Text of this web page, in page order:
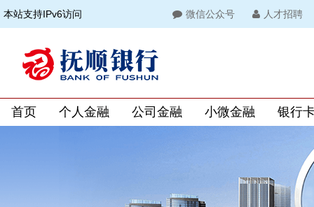
本站支持IPv6访问 微信公众号 人才招聘
首页 个人金融 公司金融 小微金融 银行